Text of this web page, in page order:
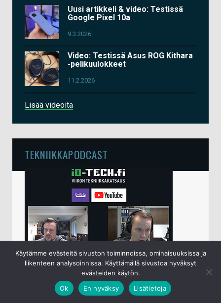
Uusi artikkeli & video: Testissä
Google Pixel 10a
9.3.2026
Video: Testissä Asus ROG Kithara
-pelikuulokkeet
11.2.2026
Lisää videoita
TEKNIIKKAPODCAST
io-techin viikottainen tekniikkapodcast lähetetään
perjantaisin klo 15 live-lähetyksenäYouTubessa
Sampsa ja Juha käyvät keskenään läpi kuluneen
Käytämme evästeitä sivuston toiminnoissa, ominaisuuksissa ja
liikenteen analysoinnissa. Käyttämällä sivustoa hyväksyt
evästeiden käytön.
Ok
En hyväksy Lisätietoja